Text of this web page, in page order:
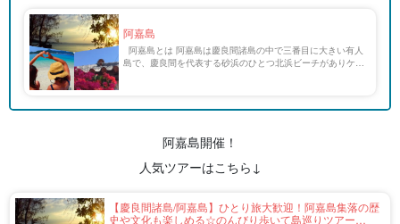
阿嘉島
阿嘉島とは 阿嘉島は慶良間諸島の中で三番目に大きい有人
島で、慶良間を代表する砂浜のひとつ北浜ビーチがありケラ
阿嘉島開催！
人気ツアーはこちら↓
【慶良間諸島/阿嘉島】ひとり旅大歓迎！阿嘉島集落の歴
史や文化も楽しめる☆のんびり歩いて島巡りツアー